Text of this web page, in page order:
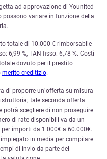
ad approvazione di Younited
possono variare in funzione della
totale di 10.000 € rimborsabile
6,99 %, TAN fisso: 6,78 %. Costi
dovuto per il prestito
merito creditizio.
di proporre un’offerta su misura
tale seconda offerta
potrà scegliere di non proseguire
di rate disponibili va da un
importi da 1.000€ a 60.000€.
in media per compilare
di invio da parte del